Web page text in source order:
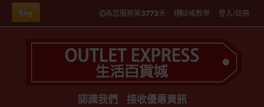
Eng 為您服務第3773天 結帳教學 登入/註冊
認識我們 接收優惠資訊